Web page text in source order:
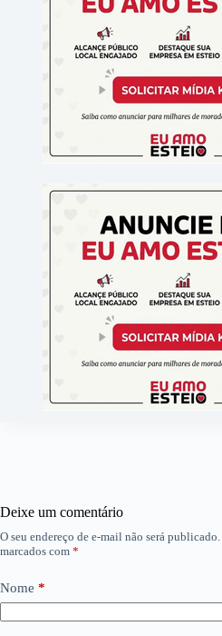
Deixe um comentário
O seu endereço de e-mail não será publicado.
marcados com *
Nome *